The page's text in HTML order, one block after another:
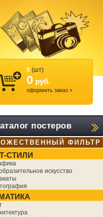
0 (шт)
0 руб.
оформить заказ
постеров
ФИЛЬТР
СТИЛИ
искусство